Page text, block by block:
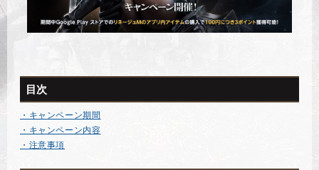
目次
・キャンペーン期間
・キャンペーン内容
・注意事項